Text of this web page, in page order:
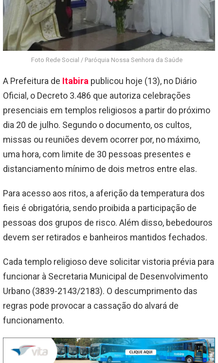
Foto Rede Social / Paróquia Nossa Senhora da Saúde
A Prefeitura de Itabira publicou hoje (13), no Diário
Oficial, o Decreto 3.486 que autoriza celebrações
presenciais em templos religiosos a partir do próximo
dia 20 de julho. Segundo o documento, os cultos,
missas ou reuniões devem ocorrer por, no máximo,
uma hora, com limite de 30 pessoas presentes e
distanciamento mínimo de dois metros entre elas.
Para acesso aos ritos, a aferição da temperatura dos
fieis é obrigatória, sendo proibida a participação de
pessoas dos grupos de risco. Além disso, bebedouros
devem ser retirados e banheiros mantidos fechados.
Cada templo religioso deve solicitar vistoria prévia para
funcionar à Secretaria Municipal de Desenvolvimento
Urbano (3839-2143/2183). O descumprimento das
regras pode provocar a cassação do alvará de
funcionamento.